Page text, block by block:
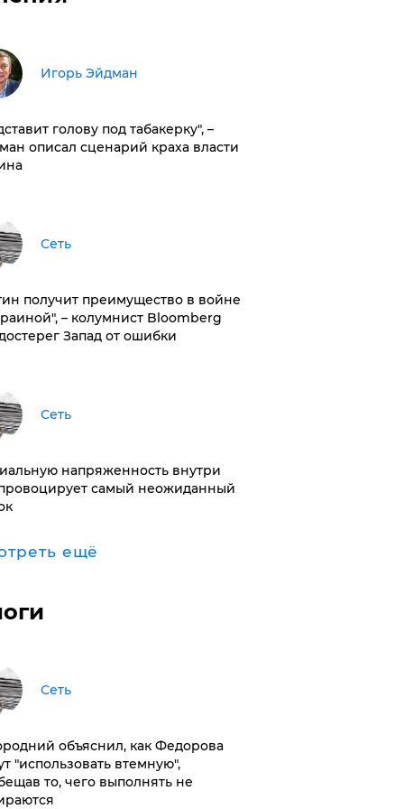
Игорь Эйдман
голову под табакерку", –
описал сценарий краха власти
Сеть
получит преимущество в войне
– колумнист Bloomberg
Запад от ошибки
Сеть
напряженность внутри
самый неожиданный
ещё
Сеть
объяснил, как Федорова
"использовать втемную",
то, чего выполнять не